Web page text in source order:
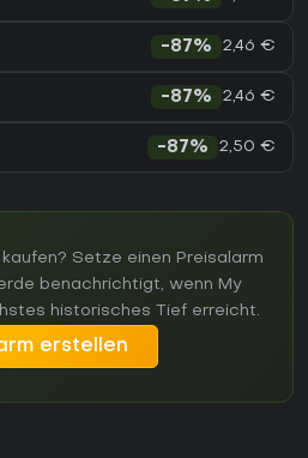
-87% 2,46 €
-87% 2,46 €
-87% 2,50 €
Setze einen Preisalarm
benachrichtigt, wenn My
historisches Tief erreicht.
erstellen